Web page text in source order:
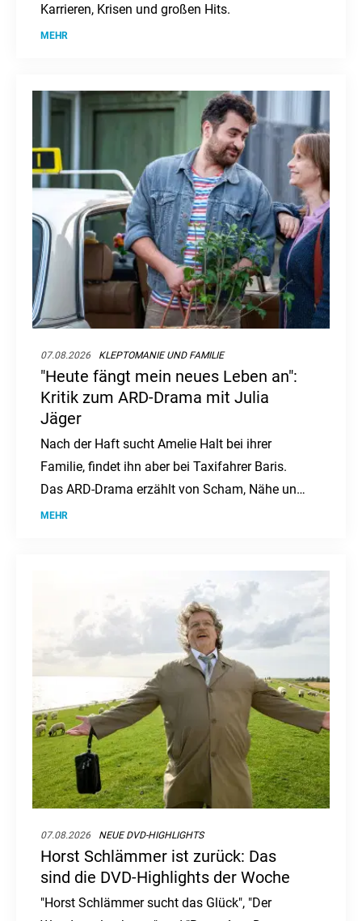
Karrieren, Krisen und großen Hits.
MEHR
07.08.2026 KLEPTOMANIE UND FAMILIE
"Heute fängt mein neues Leben an":
Kritik zum ARD-Drama mit Julia
Jäger
Nach der Haft sucht Amelie Halt bei ihrer
Familie, findet ihn aber bei Taxifahrer Baris.
Das ARD-Drama erzählt von Scham, Nähe und
Neuanfang.
MEHR
07.08.2026 NEUE DVD-HIGHLIGHTS
Horst Schlämmer ist zurück: Das
sind die DVD-Highlights der Woche
"Horst Schlämmer sucht das Glück", "Der